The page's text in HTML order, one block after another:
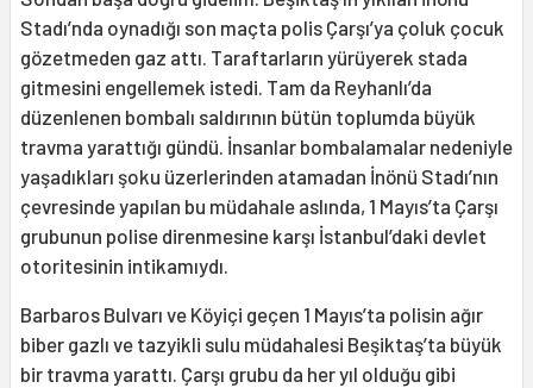
Stadı’nda oynadığı son maçta polis Çarşı’ya çoluk çocuk
gözetmeden gaz attı. Taraftarların yürüyerek stada
gitmesini engellemek istedi. Tam da Reyhanlı’da
düzenlenen bombalı saldırının bütün toplumda büyük
travma yarattığı gündü. İnsanlar bombalamalar nedeniyle
yaşadıkları şoku üzerlerinden atamadan İnönü Stadı’nın
çevresinde yapılan bu müdahale aslında, 1 Mayıs’ta Çarşı
grubunun polise direnmesine karşı İstanbul’daki devlet
otoritesinin intikamıydı.
Barbaros Bulvarı ve Köyiçi geçen 1 Mayıs’ta polisin ağır
biber gazlı ve tazyikli sulu müdahalesi Beşiktaş’ta büyük
bir travma yarattı. Çarşı grubu da her yıl olduğu gibi